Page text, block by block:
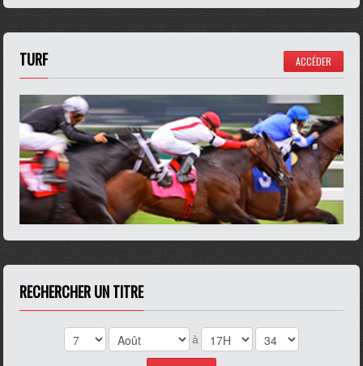
TURF ACCÉDER
RECHERCHER UN TITRE
à